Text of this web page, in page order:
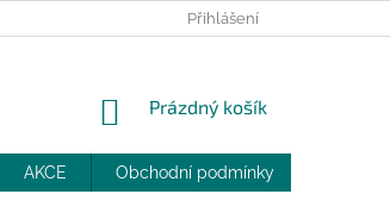
MOJE OBJEDNÁVKA
Přihlášení
NÁKUPNÍ
Prázdný košík
AKCE Obchodní podmínky